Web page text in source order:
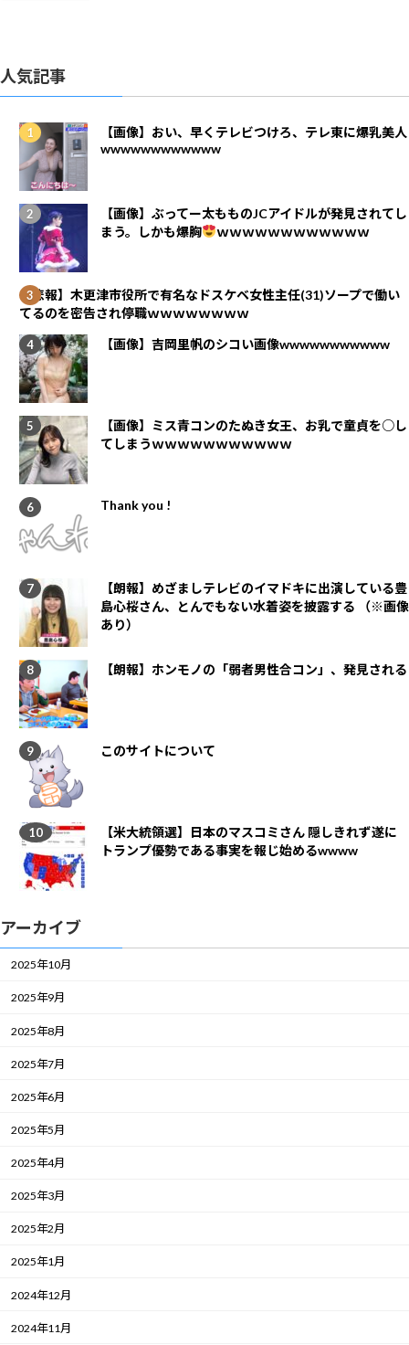
人気記事
【画像】おい、早くテレビつけろ、テレ東に爆乳美人
wwwwwwwwwwww
【画像】ぶってー太もものJCアイドルが発見されてし
まう。しかも爆胸
ｗｗｗｗｗｗｗｗｗｗｗｗ
【悲報】木更津市役所で有名なドスケベ女性主任(31)ソープで働い
てるのを密告され停職ｗｗｗｗｗｗｗｗ
【画像】吉岡里帆のシコい画像wwwwwwwwwww
【画像】ミス青コンのたぬき女王、お乳で童貞を○し
てしまうｗｗｗｗｗｗｗｗｗｗｗ
Thank you !
【朗報】めざましテレビのイマドキに出演している豊
島心桜さん、とんでもない水着姿を披露する （※画像
あり）
【朗報】ホンモノの「弱者男性合コン」、発見される
このサイトについて
【米大統領選】日本のマスコミさん 隠しきれず遂に
トランプ優勢である事実を報じ始めるwwww
アーカイブ
2025年10月
2025年9月
2025年8月
2025年7月
2025年6月
2025年5月
2025年4月
2025年3月
2025年2月
2025年1月
2024年12月
2024年11月